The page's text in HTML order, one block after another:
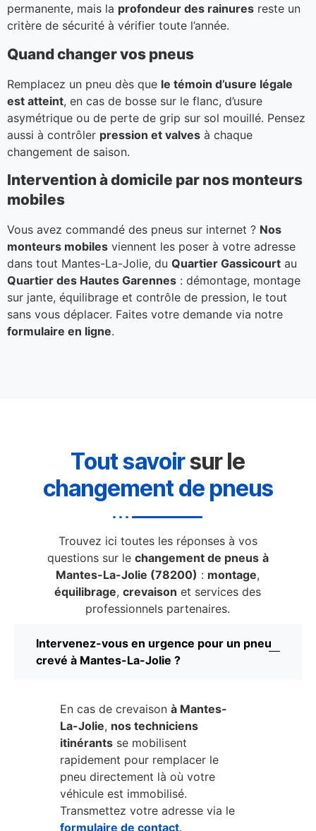
permanente, mais la profondeur des rainures reste un
critère de sécurité à vérifier toute l’année.
Quand changer vos pneus
Remplacez un pneu dès que le témoin d’usure légale
est atteint, en cas de bosse sur le flanc, d’usure
asymétrique ou de perte de grip sur sol mouillé. Pensez
aussi à contrôler pression et valves à chaque
changement de saison.
Intervention à domicile par nos monteurs
mobiles
Vous avez commandé des pneus sur internet ? Nos
monteurs mobiles viennent les poser à votre adresse
dans tout Mantes-La-Jolie, du Quartier Gassicourt au
Quartier des Hautes Garennes : démontage, montage
sur jante, équilibrage et contrôle de pression, le tout
sans vous déplacer. Faites votre demande via notre
formulaire en ligne.
Tout savoirsur le
changement de pneus
Trouvez ici toutes les réponses à vos
questions sur le changement de pneus à
Mantes-La-Jolie (78200) : montage,
équilibrage,crevaison et services des
professionnels partenaires.
Intervenez-vous en urgence pour un pneu
crevé à Mantes-La-Jolie ?
En cas de crevaison à Mantes-
La-Jolie, nos techniciens
itinérants se mobilisent
rapidement pour remplacer le
pneu directement là où votre
véhicule est immobilisé.
Transmettez votre adresse via le
formulaire de contact.